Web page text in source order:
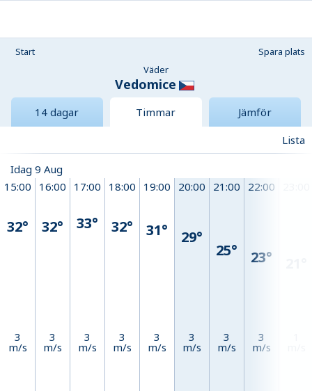
Start
Spara plats
Väder
Vedomice
14 dagar Timmar
Jämför
Lista
Idag 9 Aug
15:00
32°
3
m/s
16:00
32°
3
m/s
17:00
33°
3
m/s
18:00
32°
3
m/s
19:00
31°
3
m/s
20:00
29°
3
m/s
21:00
25°
3
m/s
22:00
23°
3
m/s